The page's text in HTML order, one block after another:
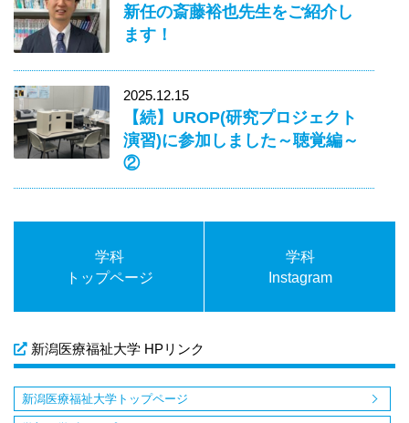
新任の斎藤裕也先生をご紹介し
ます！
2025.12.15
【続】UROP(研究プロジェクト
演習)に参加しました～聴覚編～
②
学科
トップページ
学科
Instagram
新潟医療福祉大学 HPリンク
新潟医療福祉大学トップページ